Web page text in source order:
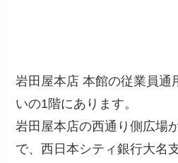
岩田屋本店 本館の従業員通
いの1階にあります。
岩田屋本店の西通り側広場
で、西日本シティ銀行大名